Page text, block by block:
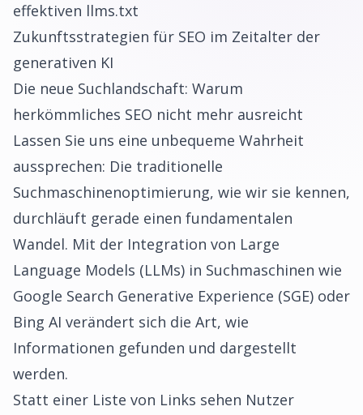
effektiven llms.txt
Zukunftsstrategien für SEO im Zeitalter der
generativen KI
Die neue Suchlandschaft: Warum
herkömmliches SEO nicht mehr ausreicht
Lassen Sie uns eine unbequeme Wahrheit
aussprechen: Die traditionelle
Suchmaschinenoptimierung, wie wir sie kennen,
durchläuft gerade einen fundamentalen
Wandel. Mit der Integration von Large
Language Models (LLMs) in Suchmaschinen wie
Google Search Generative Experience (SGE) oder
Bing AI verändert sich die Art, wie
Informationen gefunden und dargestellt
werden.
Statt einer Liste von Links sehen Nutzer